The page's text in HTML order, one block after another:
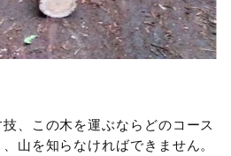
、この木を運ぶならどのコース
山を知らなければできません。